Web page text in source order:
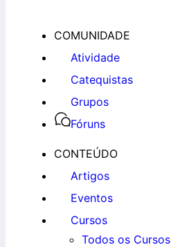
COMUNIDADE
Atividade
Catequistas
Grupos
Fóruns
CONTEÚDO
Artigos
Eventos
Cursos
Todos os Cursos